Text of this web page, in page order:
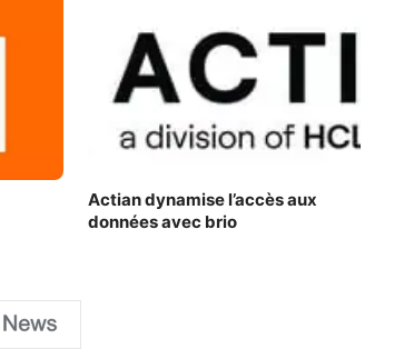
Actian dynamise l’accès aux
données avec brio